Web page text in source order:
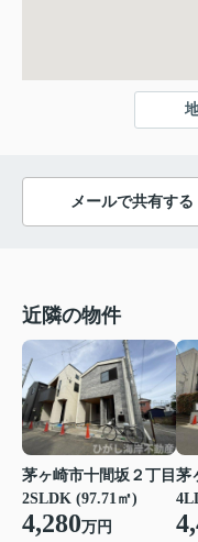
メールで共有する
近隣の物件
茅ヶ崎市十間坂２丁目
2SLDK (97.71㎡)
4,280万円
茅